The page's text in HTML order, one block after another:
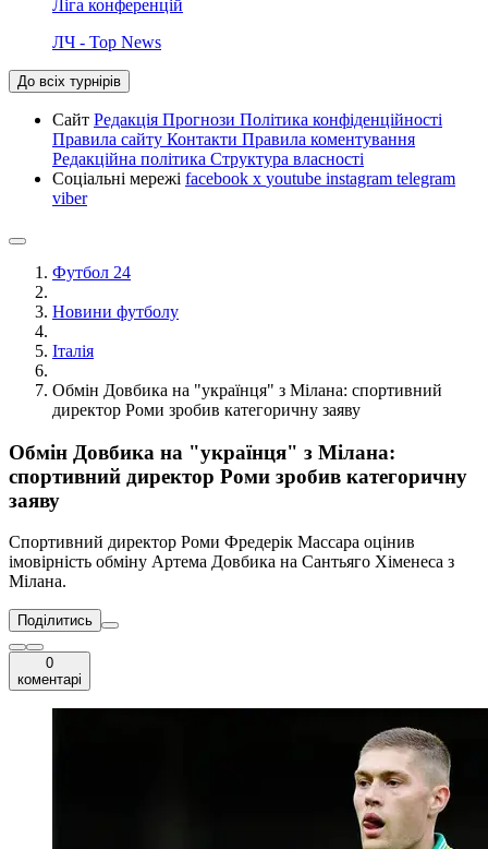
Ліга конференцій
ЛЧ - Top News
До всіх турнірів
Сайт Редакція Прогнози Політика конфіденційності
Правила сайту Контакти Правила коментування
Редакційна політика Структура власності
Соціальні мережі facebook x youtube instagram telegram
viber
Футбол 24
Новини футболу
Італія
Обмін Довбика на "українця" з Мілана: спортивний
директор Роми зробив категоричну заяву
Обмін Довбика на "українця" з Мілана:
спортивний директор Роми зробив категоричну
заяву
Спортивний директор Роми Фредерік Массара оцінив
імовірність обміну Артема Довбика на Сантьяго Хіменеса з
Мілана.
Поділитись
0
коментарі